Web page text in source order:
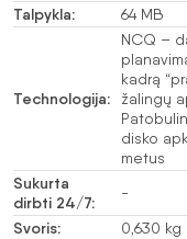
Talpykla: 64 MB
Technologija:
NCQ –
kadrą
žalingų
disko
metus
Sukurta
dirbti 24/7:
-
Svoris: 0,630 kg